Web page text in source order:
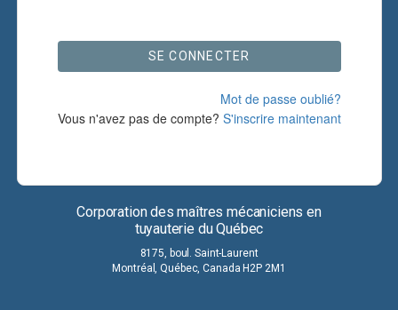
Mot de passe oublié?
SE CONNECTER
Vous n'avez pas de compte? S'inscrire maintenant
Corporation des maîtres mécaniciens en
tuyauterie du Québec
8175, boul. Saint-Laurent
Montréal, Québec, Canada H2P 2M1